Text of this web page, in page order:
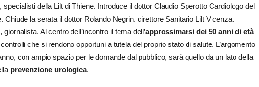
specialisti della Lilt di Thiene. Introduce il dottor Claudio Sperotto Cardiologo del
Chiude la serata il dottor Rolando Negrin, direttore Sanitario Lilt Vicenza.
Al centro dell’incontro il tema dell’approssimarsi dei 50 anni di età
che si rendono opportuni a tutela del proprio stato di salute. L’argomento
con ampio spazio per le domande dal pubblico, sarà quello da un lato della
prevenzione urologica.